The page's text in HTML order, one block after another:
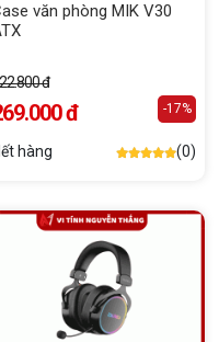
văn phòng MIK V30
đ
đ -17%
hàng (0)